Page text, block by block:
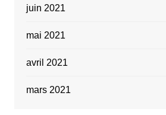
juin 2021
mai 2021
avril 2021
mars 2021